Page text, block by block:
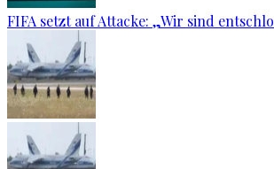
FIFA setzt auf Attacke: „Wir sind